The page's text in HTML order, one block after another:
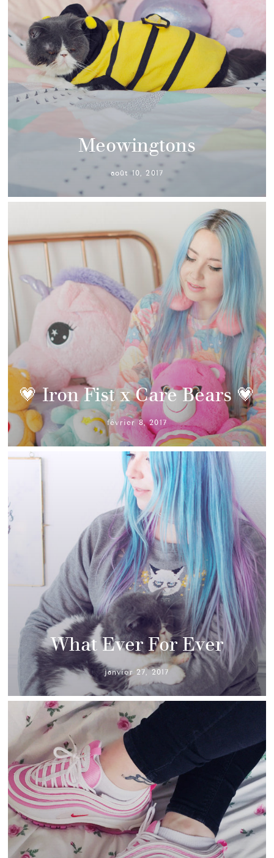
Meowingtons
août 10, 2017
💗 Iron Fist x Care Bears 💗
février 8, 2017
What Ever For Ever
janvier 27, 2017